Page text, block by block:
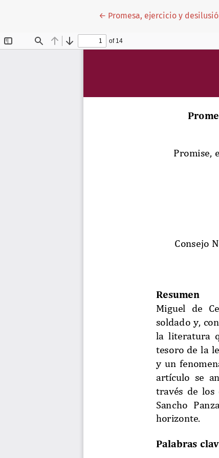
← Volver a los detalles del
Promesa, ejercicio y